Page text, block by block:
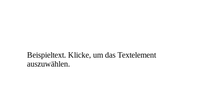
Beispieltext. Klicke, um das Textelement
auszuwählen.